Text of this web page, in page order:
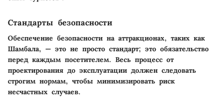
Стандарты безопасности
Обеспечение безопасности на аттракционах, таких как
Шамбала, — это не просто стандарт; это обязательство
перед каждым посетителем. Весь процесс от
проектирования до эксплуатации должен следовать
строгим нормам, чтобы минимизировать риск
несчастных случаев.